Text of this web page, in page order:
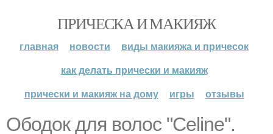
ПРИЧЕСКА И МАКИЯЖ
главная новости
виды макияжа и причесок
как делать прически и макияж
прически и макияж на дому
игры отзывы
Ободок для волос "Celine".